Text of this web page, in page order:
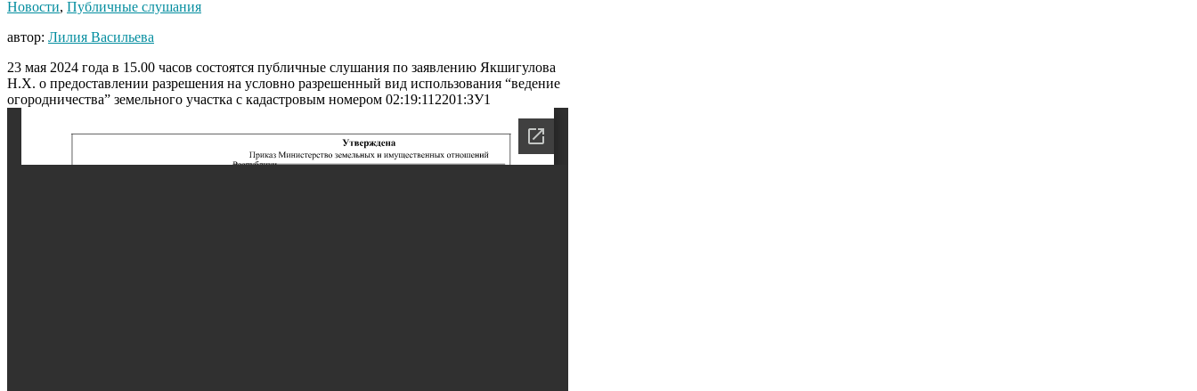
Новости, Публичные слушания
автор: Лилия Васильева
23 мая 2024 года в 15.00 часов состоятся публичные слушания по заявлению Якшигулова
Н.Х. о предоставлении разрешения на условно разрешенный вид использования “ведение
огородничества” земельного участка с кадастровым номером 02:19:112201:ЗУ1